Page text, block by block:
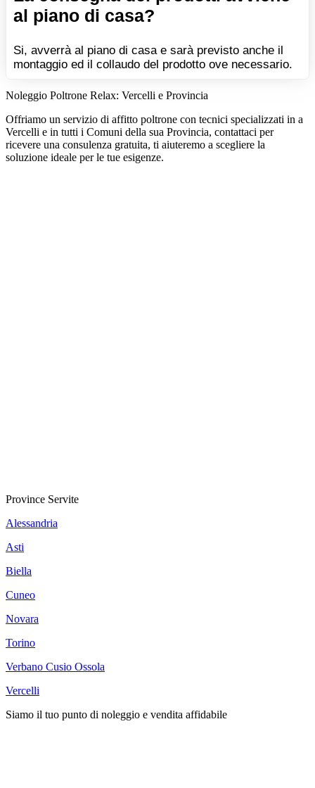
al piano di casa?
Si, avverrà al piano di casa e sarà previsto anche il
montaggio ed il collaudo del prodotto ove necessario.
Noleggio Poltrone Relax: Vercelli e Provincia
Offriamo un servizio di affitto poltrone con tecnici specializzati in a
Vercelli e in tutti i Comuni della sua Provincia, contattaci per
ricevere una consulenza gratuita, ti aiuteremo a scegliere la
soluzione ideale per le tue esigenze.
Province Servite
Alessandria
Asti
Biella
Cuneo
Novara
Torino
Verbano Cusio Ossola
Vercelli
Siamo il tuo punto di noleggio e vendita affidabile